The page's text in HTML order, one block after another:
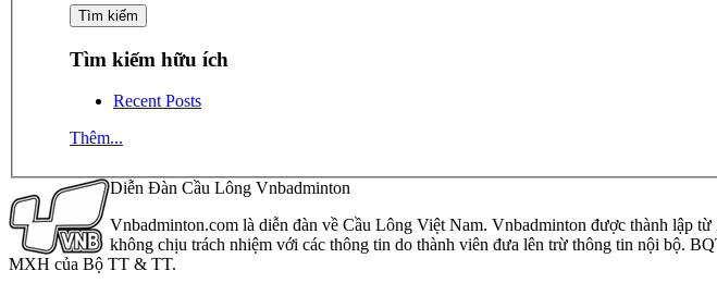
Tìm kiếm hữu ích
Recent Posts
Thêm...
Diễn Đàn Cầu Lông Vnbadminton
Vnbadminton.com là diễn đàn về Cầu Lông Việt Nam. Vnbadminton được thành lập
không chịu trách nhiệm với các thông tin do thành viên đưa lên trừ thông tin nội bộ.
MXH của Bộ TT & TT.